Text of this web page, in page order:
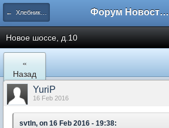
← Хлебниково Форум Новостройки
Новое шоссе, д.10
«
Назад
YuriP
16 Feb 2016
svtln, on 16 Feb 2016 - 19:38: